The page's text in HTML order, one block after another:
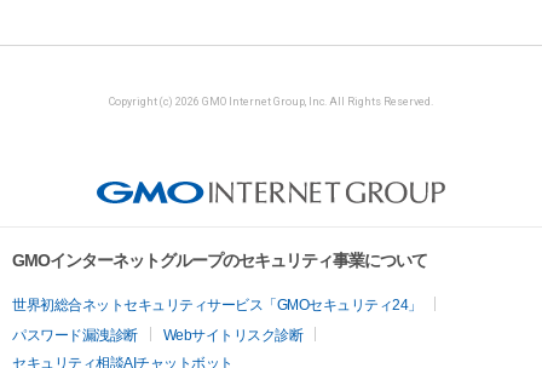
Copyright (c) 2026 GMO Internet Group, Inc. All Rights Reserved.
GMOインターネットグループのセキュリティ事業について
世界初総合ネットセキュリティサービス「GMOセキュリティ24」
パスワード漏洩診断
Webサイトリスク診断
セキュリティ相談AIチャットボット